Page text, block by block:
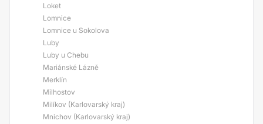
Loket
Lomnice
Lomnice u Sokolova
Luby
Luby u Chebu
Mariánské Lázně
Merklín
Milhostov
Milíkov (Karlovarský kraj)
Mnichov (Karlovarský kraj)